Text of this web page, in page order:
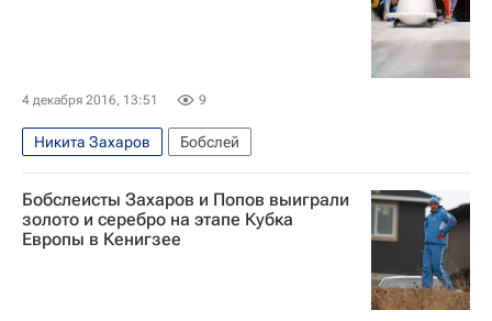
4 декабря 2016, 13:51 9
Никита Захаров Бобслей
Бобслеисты Захаров и Попов выиграли
золото и серебро на этапе Кубка
Европы в Кенигзее